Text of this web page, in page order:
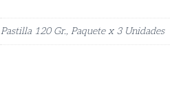
Pastilla 120 Gr., Paquete x 3 Unidades